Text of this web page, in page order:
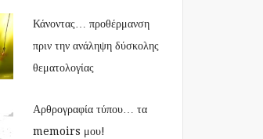
Κάνοντας… προθέρμανση
πριν την ανάληψη δύσκολης
θεματολογίας
Αρθρογραφία τύπου… τα
memoirs μου!